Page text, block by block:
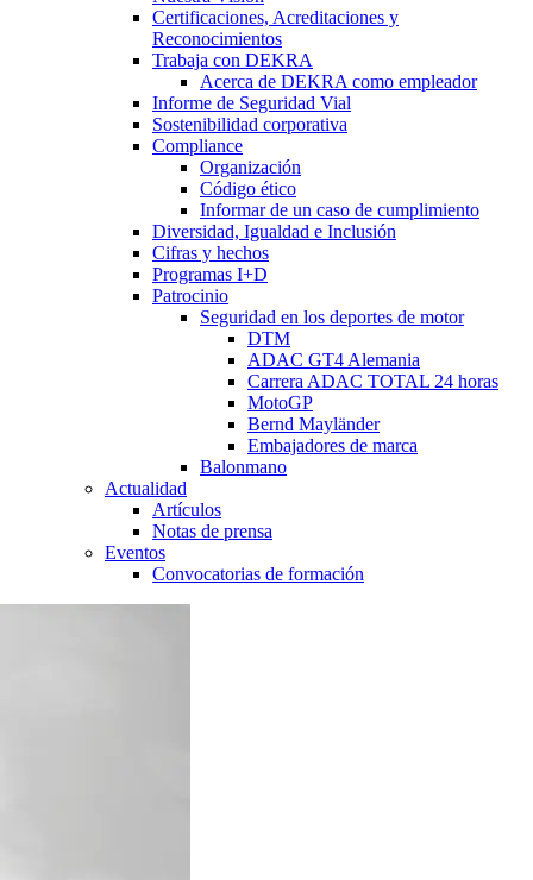
Certificaciones, Acreditaciones y
Reconocimientos
Trabaja con DEKRA
Acerca de DEKRA como empleador
Informe de Seguridad Vial
Sostenibilidad corporativa
Compliance
Organización
Código ético
Informar de un caso de cumplimiento
Diversidad, Igualdad e Inclusión
Cifras y hechos
Programas I+D
Patrocinio
Seguridad en los deportes de motor
DTM
ADAC GT4 Alemania
Carrera ADAC TOTAL 24 horas
MotoGP
Bernd Mayländer
Embajadores de marca
Balonmano
Actualidad
Artículos
Notas de prensa
Eventos
Convocatorias de formación